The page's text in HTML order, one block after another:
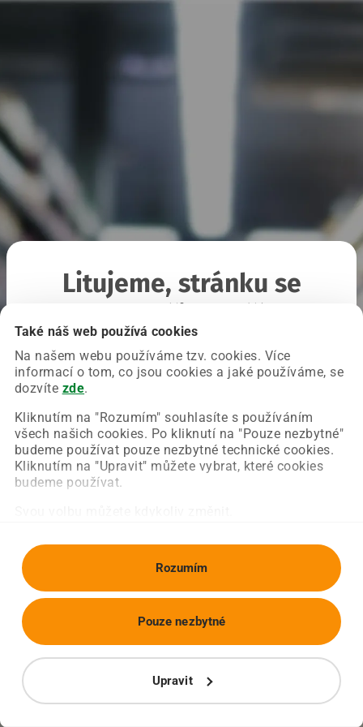
Také náš web používá cookies
Na našem webu používáme tzv. cookies. Více
informací o tom, co jsou cookies a jaké používáme, se
dozvíte zde.
Kliknutím na "Rozumím" souhlasíte s používáním
všech našich cookies. Po kliknutí na "Pouze nezbytné"
budeme používat pouze nezbytné technické cookies.
Kliknutím na "Upravit" můžete vybrat, které cookies
budeme používat.
Rozumím
Upravit
Pouze nezbytné
Litujeme, stránku se
Chyba nastala na naší straně a už ji opravujeme.
Zkuste prosím znovu načíst požadovanou stránku.
Obnovit stránku Úvodní strana